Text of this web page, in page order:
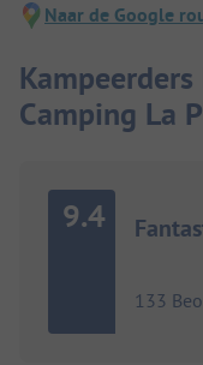
Naar de Google
Camping La
9.4
133